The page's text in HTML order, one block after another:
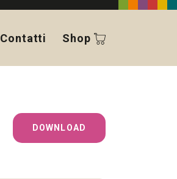
Contatti Shop
DOWNLOAD